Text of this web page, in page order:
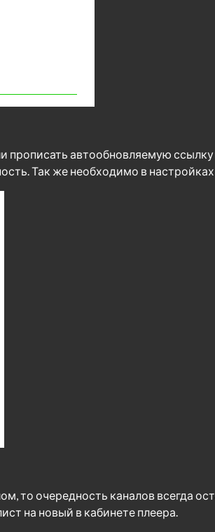
прописать автообновляемую
Так же необходимо в
то очередность каналов всегда
на новый в кабинете плеера.